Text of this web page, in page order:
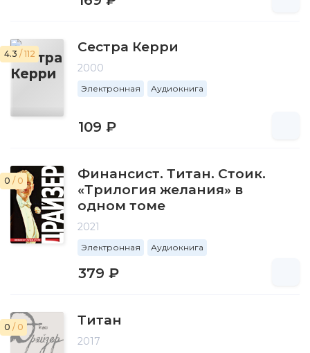
4.3 / 112 Сестра Керри
2000
Электронная Аудиокнига
109 ₽
0 / 0
Финансист. Титан. Стоик.
«Трилогия желания» в
одном томе
2021
Электронная Аудиокнига
379 ₽
0 / 0 Титан
2017